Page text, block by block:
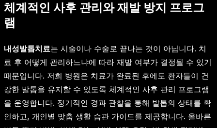
체계적인 사후 관리와 재발 방지 프로그
램
내성발톱치료는 시술이나 수술로 끝나는 것이 아닙니다. 치
료 후 어떻게 관리하느냐에 따라 재발 여부가 결정될 수 있기
때문입니다. 저희 병원은 치료가 완료된 후에도 환자들이 건
강한 발톱을 유지할 수 있도록 체계적인 사후 관리 프로그램
을 운영합니다. 정기적인 경과 관찰을 통해 발톱의 상태를 확
인하고, 개인별 맞춤 생활 습관 가이드를 제공합니다. 올바른